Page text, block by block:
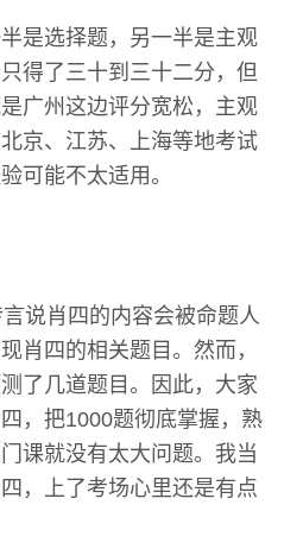
是选择题，另一半是主观
得了三十到三十二分，但
广州这边评分宽松，主观
京、江苏、上海等地考试
可能不太适用。
说肖四的内容会被命题人
肖四的相关题目。然而，
了几道题目。因此，大家
，把1000题彻底掌握，熟
课就没有太大问题。我当
，上了考场心里还是有点